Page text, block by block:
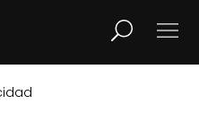
LIFESTYLE